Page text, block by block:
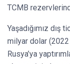
TCMB
Yaşadığımız dış
milyar dolar (2022
Rusya’ya